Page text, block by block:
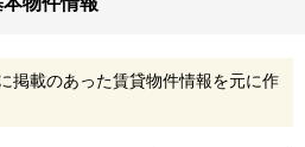
掲載のあった賃貸物件情報を元に作